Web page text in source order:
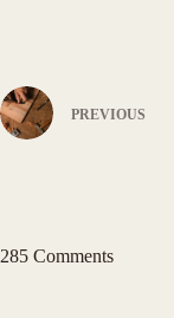
PREVIOUS
285 Comments